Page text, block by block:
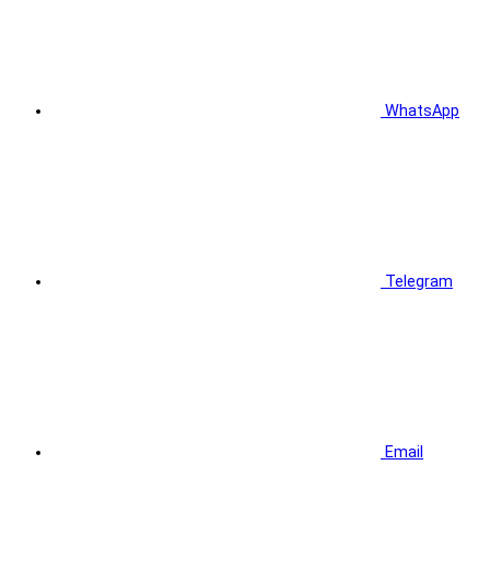
WhatsApp
Telegram
Email